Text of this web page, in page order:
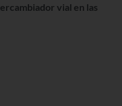
vial en las